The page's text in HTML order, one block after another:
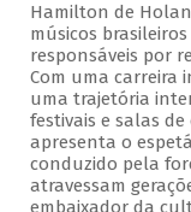
Hamilton de
músicos
responsáveis por
Com uma carreira
uma trajetória
festivais e salas
apresenta o
conduzido pela
atravessam